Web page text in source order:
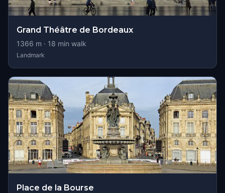
Grand Théâtre de Bordeaux
1366 m · 18 min walk
Landmark
Place de la Bourse